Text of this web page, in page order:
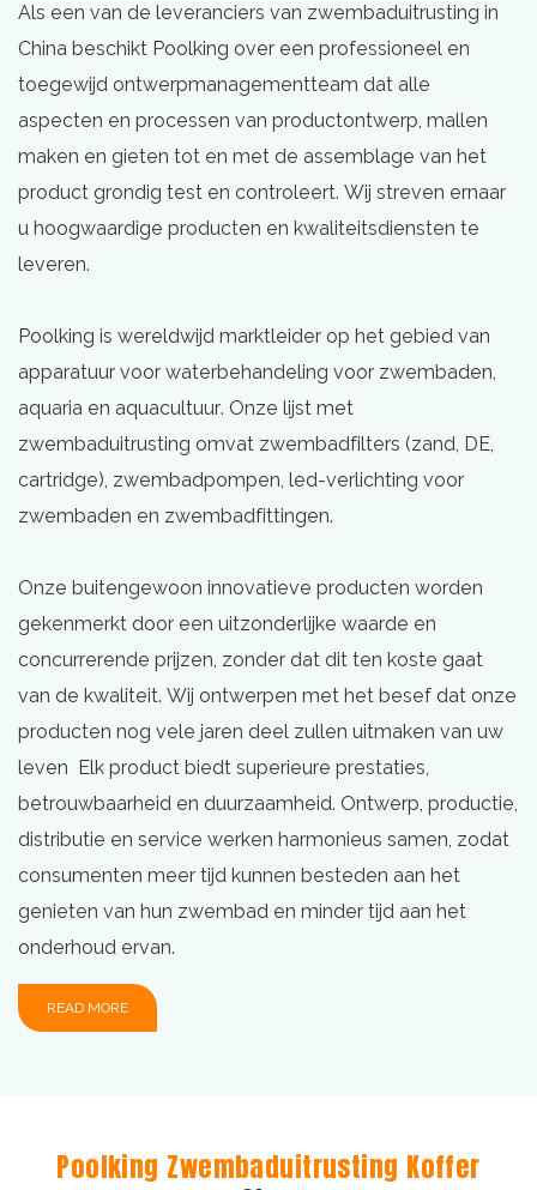
Als een van de leveranciers van zwembaduitrusting in
China beschikt Poolking over een professioneel en
toegewijd ontwerpmanagementteam dat alle
aspecten en processen van productontwerp, mallen
maken en gieten tot en met de assemblage van het
product grondig test en controleert. Wij streven ernaar
u hoogwaardige producten en kwaliteitsdiensten te
leveren.
Poolking is wereldwijd marktleider op het gebied van
apparatuur voor waterbehandeling voor zwembaden,
aquaria en aquacultuur. Onze lijst met
zwembaduitrusting omvat zwembadfilters (zand, DE,
cartridge), zwembadpompen, led-verlichting voor
zwembaden en zwembadfittingen.
Onze buitengewoon innovatieve producten worden
gekenmerkt door een uitzonderlijke waarde en
concurrerende prijzen, zonder dat dit ten koste gaat
van de kwaliteit. Wij ontwerpen met het besef dat onze
producten nog vele jaren deel zullen uitmaken van uw
leven Elk product biedt superieure prestaties,
betrouwbaarheid en duurzaamheid. Ontwerp, productie,
distributie en service werken harmonieus samen, zodat
consumenten meer tijd kunnen besteden aan het
genieten van hun zwembad en minder tijd aan het
onderhoud ervan.
READ MORE
Poolking Zwembaduitrusting Koffer